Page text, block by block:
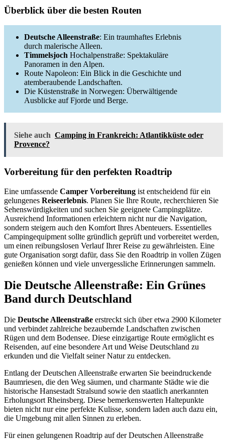
Überblick über die besten Routen
Deutsche Alleenstraße: Ein traumhaftes Erlebnis
durch malerische Alleen.
Timmelsjoch Hochalpenstraße: Spektakuläre
Panoramen in den Alpen.
Route Napoleon: Ein Blick in die Geschichte und
atemberaubende Landschaften.
Die Küstenstraße in Norwegen: Überwältigende
Ausblicke auf Fjorde und Berge.
Siehe auch Camping in Frankreich: Atlantikküste oder
Provence?
Vorbereitung für den perfekten Roadtrip
Eine umfassende Camper Vorbereitung ist entscheidend für ein
gelungenes Reiseerlebnis. Planen Sie Ihre Route, recherchieren Sie
Sehenswürdigkeiten und suchen Sie geeignete Campingplätze.
Ausreichend Informationen erleichtern nicht nur die Navigation,
sondern steigern auch den Komfort Ihres Abenteuers. Essentielles
Campingequipment sollte gründlich geprüft und vorbereitet werden,
um einen reibungslosen Verlauf Ihrer Reise zu gewährleisten. Eine
gute Organisation sorgt dafür, dass Sie den Roadtrip in vollen Zügen
genießen können und viele unvergessliche Erinnerungen sammeln.
Die Deutsche Alleenstraße: Ein Grünes
Band durch Deutschland
Die Deutsche Alleenstraße erstreckt sich über etwa 2900 Kilometer
und verbindet zahlreiche bezaubernde Landschaften zwischen
Rügen und dem Bodensee. Diese einzigartige Route ermöglicht es
Reisenden, auf eine besondere Art und Weise Deutschland zu
erkunden und die Vielfalt seiner Natur zu entdecken.
Entlang der Deutschen Alleenstraße erwarten Sie beeindruckende
Baumriesen, die den Weg säumen, und charmante Städte wie die
historische Hansestadt Stralsund sowie den staatlich anerkannten
Erholungsort Rheinsberg. Diese bemerkenswerten Haltepunkte
bieten nicht nur eine perfekte Kulisse, sondern laden auch dazu ein,
die Umgebung mit allen Sinnen zu erleben.
Für einen gelungenen Roadtrip auf der Deutschen Alleenstraße